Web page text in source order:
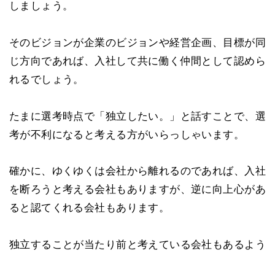
しましょう。
そのビジョンが企業のビジョンや経営企画、目標が同
じ方向であれば、入社して共に働く仲間として認めら
れるでしょう。
たまに選考時点で「独立したい。」と話すことで、選
考が不利になると考える方がいらっしゃいます。
確かに、ゆくゆくは会社から離れるのであれば、入社
を断ろうと考える会社もありますが、逆に向上心があ
ると認てくれる会社もあります。
独立することが当たり前と考えている会社もあるよう